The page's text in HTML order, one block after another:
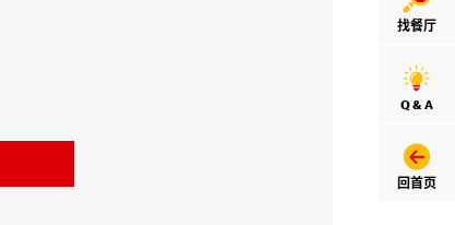
找餐厅
Q & A
回首页